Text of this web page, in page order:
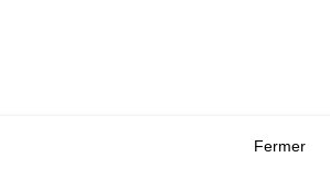
Fermer